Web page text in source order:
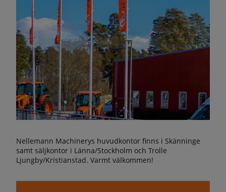
Nellemann Machinerys huvudkontor finns i Skänninge
samt säljkontor i Länna/Stockholm och Trolle
Ljungby/Kristianstad. Varmt välkommen!